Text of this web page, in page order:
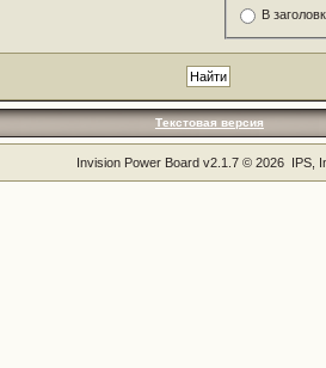
В
Текстовая версия
Invision Power Board v2.1.7 © 2026 IPS,